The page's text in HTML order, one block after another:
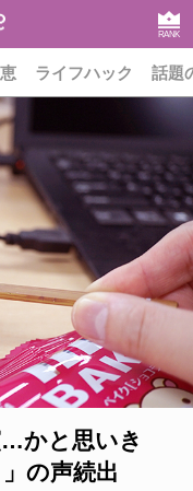
RANK
ライフハック 話題
かと思いき
の声続出